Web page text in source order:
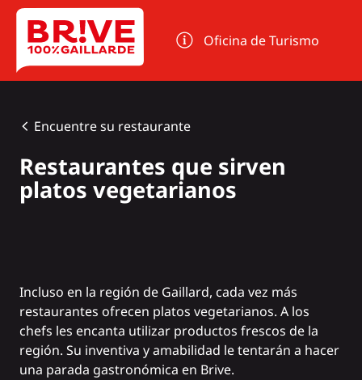
Panel de gestión de cookies
Oficina de Turismo
Encuentre su restaurante
Restaurantes que sirven
platos vegetarianos
Incluso en la región de Gaillard, cada vez más
restaurantes ofrecen platos vegetarianos. A los
chefs les encanta utilizar productos frescos de la
región. Su inventiva y amabilidad le tentarán a hacer
una parada gastronómica en Brive.